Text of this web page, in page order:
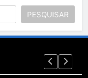
PESQUISAR